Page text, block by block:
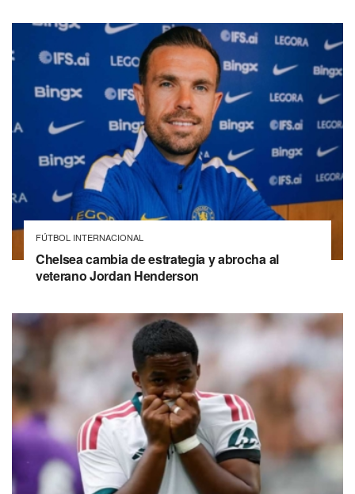
FÚTBOL INTERNACIONAL
Chelsea cambia de estrategia y abrocha al
veterano Jordan Henderson